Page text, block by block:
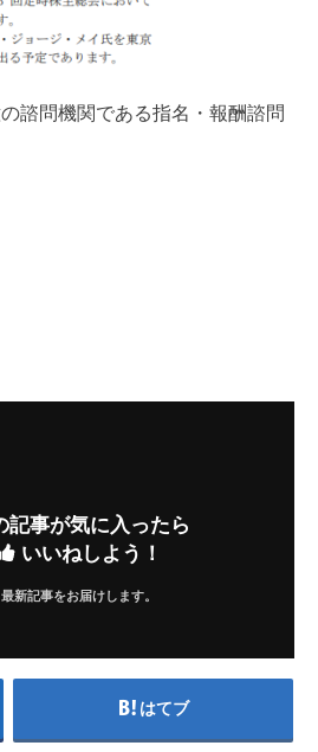
諮問機関である指名・報酬諮問
記事が気に入ったら
いいねしよう！
最新記事をお届けします。
はてブ